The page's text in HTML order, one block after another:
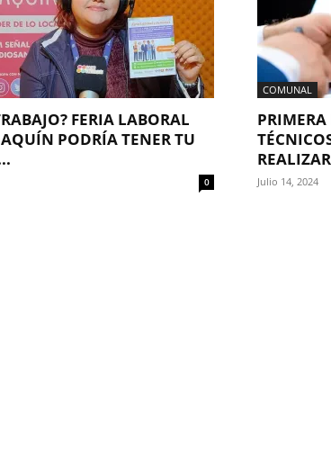
FERIA LABORAL
PODRÍA TENER TU
0
COMUNAL
Julio 14, 2024